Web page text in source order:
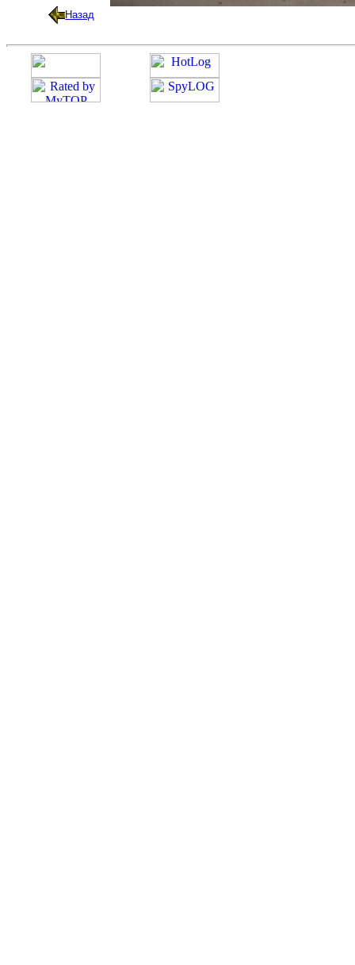
Назад